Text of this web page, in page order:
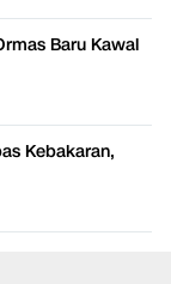
Baru Kawal
Kebakaran,